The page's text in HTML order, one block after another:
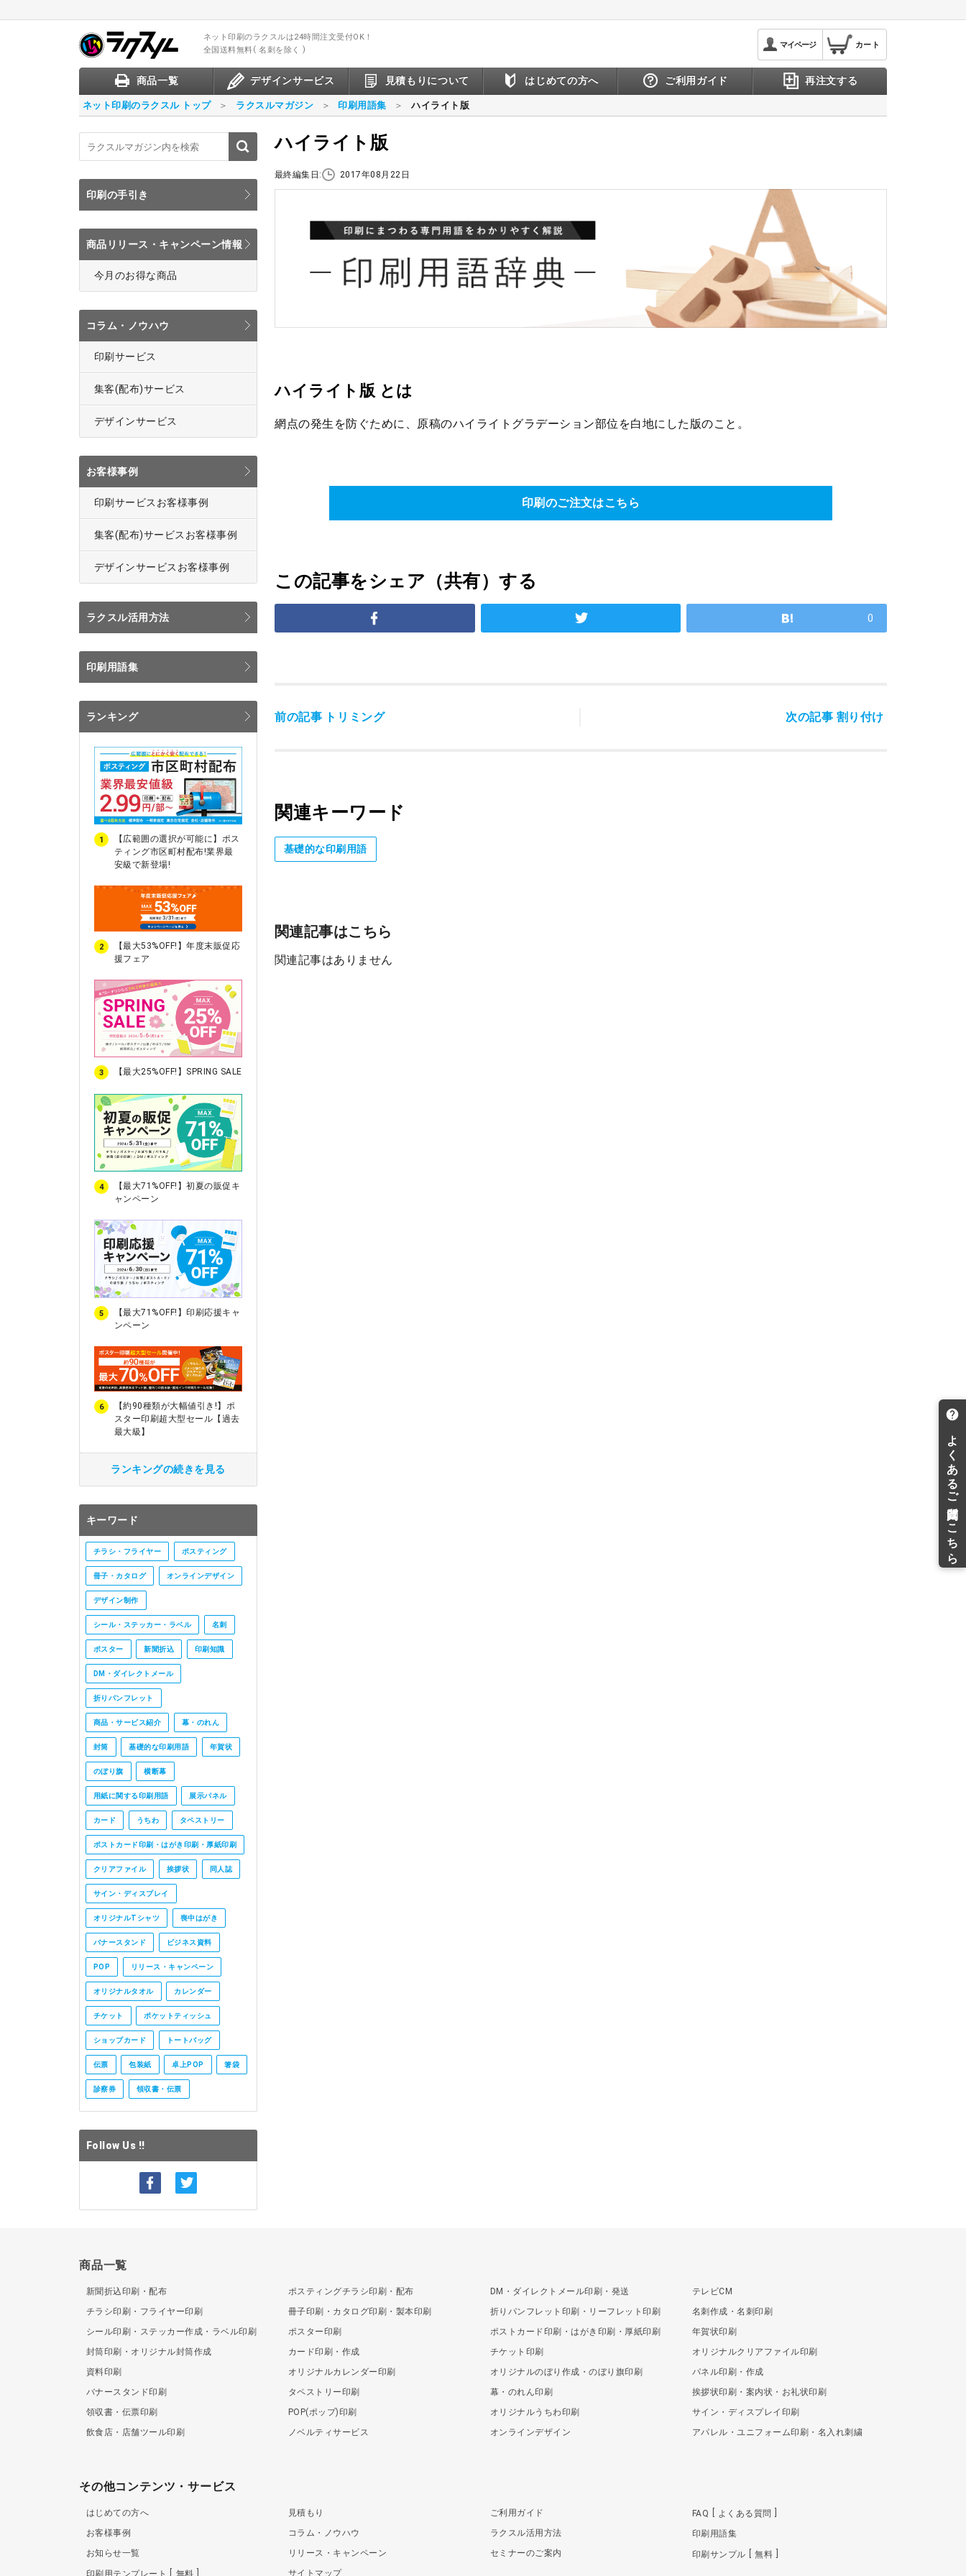
ネット印刷のラクスルは24時間注文受付OK！
全国送料無料
名刺を除く
マイページ カート
商品一覧 デザインサービス 見積もりについて はじめての方へ ご利用ガイド 再注文する
ネット印刷のラクスル トップ ラクスルマガジン 印刷用語集 ハイライト版
印刷の手引き
商品リリース・キャンペーン情報
今月のお得な商品
コラム・ノウハウ
印刷サービス
集客(配布)サービス
デザインサービス
お客様事例
印刷サービスお客様事例
集客(配布)サービスお客様事例
デザインサービスお客様事例
ラクスル活用方法
印刷用語集
ランキング
1
【広範囲の選択が可能に】ポス
ティング市区町村配布!業界最
安級で新登場!
2
【最大53%OFF!】年度末販促応
援フェア
3 【最大25%OFF!】SPRING SALE
4
【最大71%OFF!】初夏の販促キ
ャンペーン
5
【最大71%OFF!】印刷応援キャ
ンペーン
6
【約90種類が大幅値引き!】ポ
スター印刷超大型セール【過去
最大級】
ランキングの続きを見る
キーワード
チラシ・フライヤー ポスティング
冊子・カタログ オンラインデザイン
デザイン制作
シール・ステッカー・ラベル 名刺
ポスター 新聞折込 印刷知識
DM・ダイレクトメール
折りパンフレット
商品・サービス紹介 幕・のれん
封筒 基礎的な印刷用語 年賀状
のぼり旗 横断幕
用紙に関する印刷用語 展示パネル
カード うちわ タペストリー
ポストカード印刷・はがき印刷・厚紙印刷
クリアファイル 挨拶状 同人誌
サイン・ディスプレイ
オリジナルTシャツ 喪中はがき
バナースタンド ビジネス資料
POP リリース・キャンペーン
オリジナルタオル カレンダー
チケット ポケットティッシュ
ショップカード トートバッグ
伝票 包装紙 卓上POP 箸袋
診察券 領収書・伝票
Follow Us !!
ハイライト版
最終編集日: 2017年08月22日
ハイライト版 とは
網点の発生を防ぐために、原稿のハイライトグラデーション部位を白地にした版のこと。
印刷のご注文はこちら
この記事をシェア（共有）する
0
前の記事 トリミング 次の記事 割り付け
関連キーワード
基礎的な印刷用語
関連記事はこちら
関連記事はありません
商品一覧
新聞折込印刷・配布
チラシ印刷・フライヤー印刷
シール印刷・ステッカー作成・ラベル印刷
封筒印刷・オリジナル封筒作成
資料印刷
バナースタンド印刷
領収書・伝票印刷
飲食店・店舗ツール印刷
ポスティングチラシ印刷・配布
冊子印刷・カタログ印刷・製本印刷
ポスター印刷
カード印刷・作成
オリジナルカレンダー印刷
タペストリー印刷
POP(ポップ)印刷
ノベルティサービス
DM・ダイレクトメール印刷・発送
折りパンフレット印刷・リーフレット印刷
ポストカード印刷・はがき印刷・厚紙印刷
チケット印刷
オリジナルのぼり作成・のぼり旗印刷
幕・のれん印刷
オリジナルうちわ印刷
オンラインデザイン
テレビCM
名刺作成・名刺印刷
年賀状印刷
オリジナルクリアファイル印刷
パネル印刷・作成
挨拶状印刷・案内状・お礼状印刷
サイン・ディスプレイ印刷
アパレル・ユニフォーム印刷・名入れ刺繍
その他コンテンツ・サービス
はじめての方へ
お客様事例
お知らせ一覧
印刷用テンプレート 無料
見積もり
コラム・ノウハウ
リリース・キャンペーン
サイトマップ
ご利用ガイド
ラクスル活用方法
セミナーのご案内
FAQ
よくある質問
印刷用語集
印刷サンプル 無料